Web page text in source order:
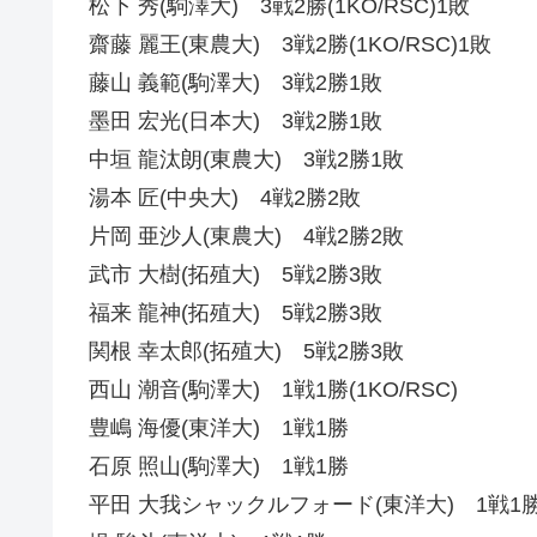
松下 秀(駒澤大) 3戦2勝(1KO/RSC)1敗
齋藤 麗王(東農大) 3戦2勝(1KO/RSC)1敗
藤山 義範(駒澤大) 3戦2勝1敗
墨田 宏光(日本大) 3戦2勝1敗
中垣 龍汰朗(東農大) 3戦2勝1敗
湯本 匠(中央大) 4戦2勝2敗
片岡 亜沙人(東農大) 4戦2勝2敗
武市 大樹(拓殖大) 5戦2勝3敗
福来 龍神(拓殖大) 5戦2勝3敗
関根 幸太郎(拓殖大) 5戦2勝3敗
西山 潮音(駒澤大) 1戦1勝(1KO/RSC)
豊嶋 海優(東洋大) 1戦1勝
石原 照山(駒澤大) 1戦1勝
平田 大我シャックルフォード(東洋大) 1戦1